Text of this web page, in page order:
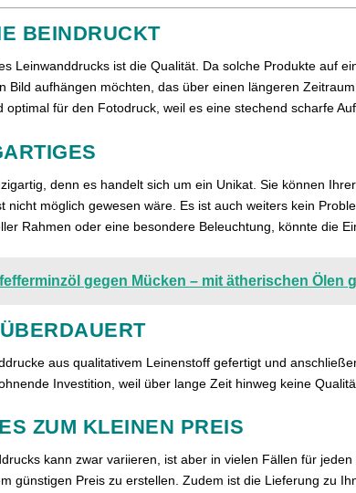
BEINDRUCKT
Leinwanddrucks ist die Qualität. Da solche Produkte auf
Bild aufhängen möchten, das über einen längeren
optimal für den Fotodruck, weil es eine stechend scharfe
denn es handelt sich um ein Unikat. Sie können
nicht möglich gewesen wäre. Es ist auch weiters kein
Rahmen oder eine besondere Beleuchtung, könnte die
gegen Mücken – mit ätherischen Ölen
aus qualitativem Leinenstoff gefertigt und
Investition, weil über lange Zeit hinweg keine
ZUM KLEINEN PREIS
kann zwar variieren, ist aber in vielen Fällen für
günstigen Preis zu erstellen. Zudem ist die Lieferung zu